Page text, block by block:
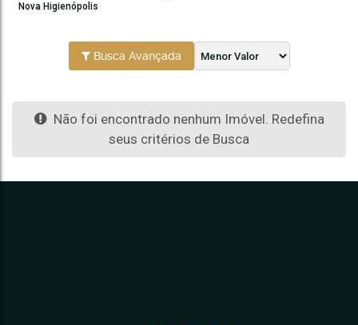
Nova Higienópolis
Busca Avançada
Não foi encontrado nenhum Imóvel. Redefina
seus critérios de Busca